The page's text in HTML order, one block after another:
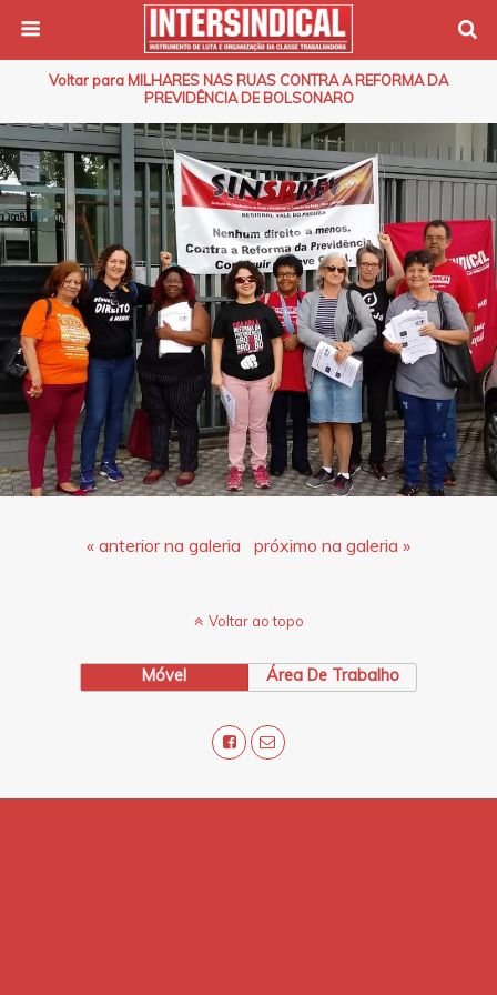
Voltar para MILHARES NAS RUAS CONTRA A REFORMA DA
PREVIDÊNCIA DE BOLSONARO
« anterior na galeria próximo na galeria »
Voltar ao topo
Móvel Área De Trabalho